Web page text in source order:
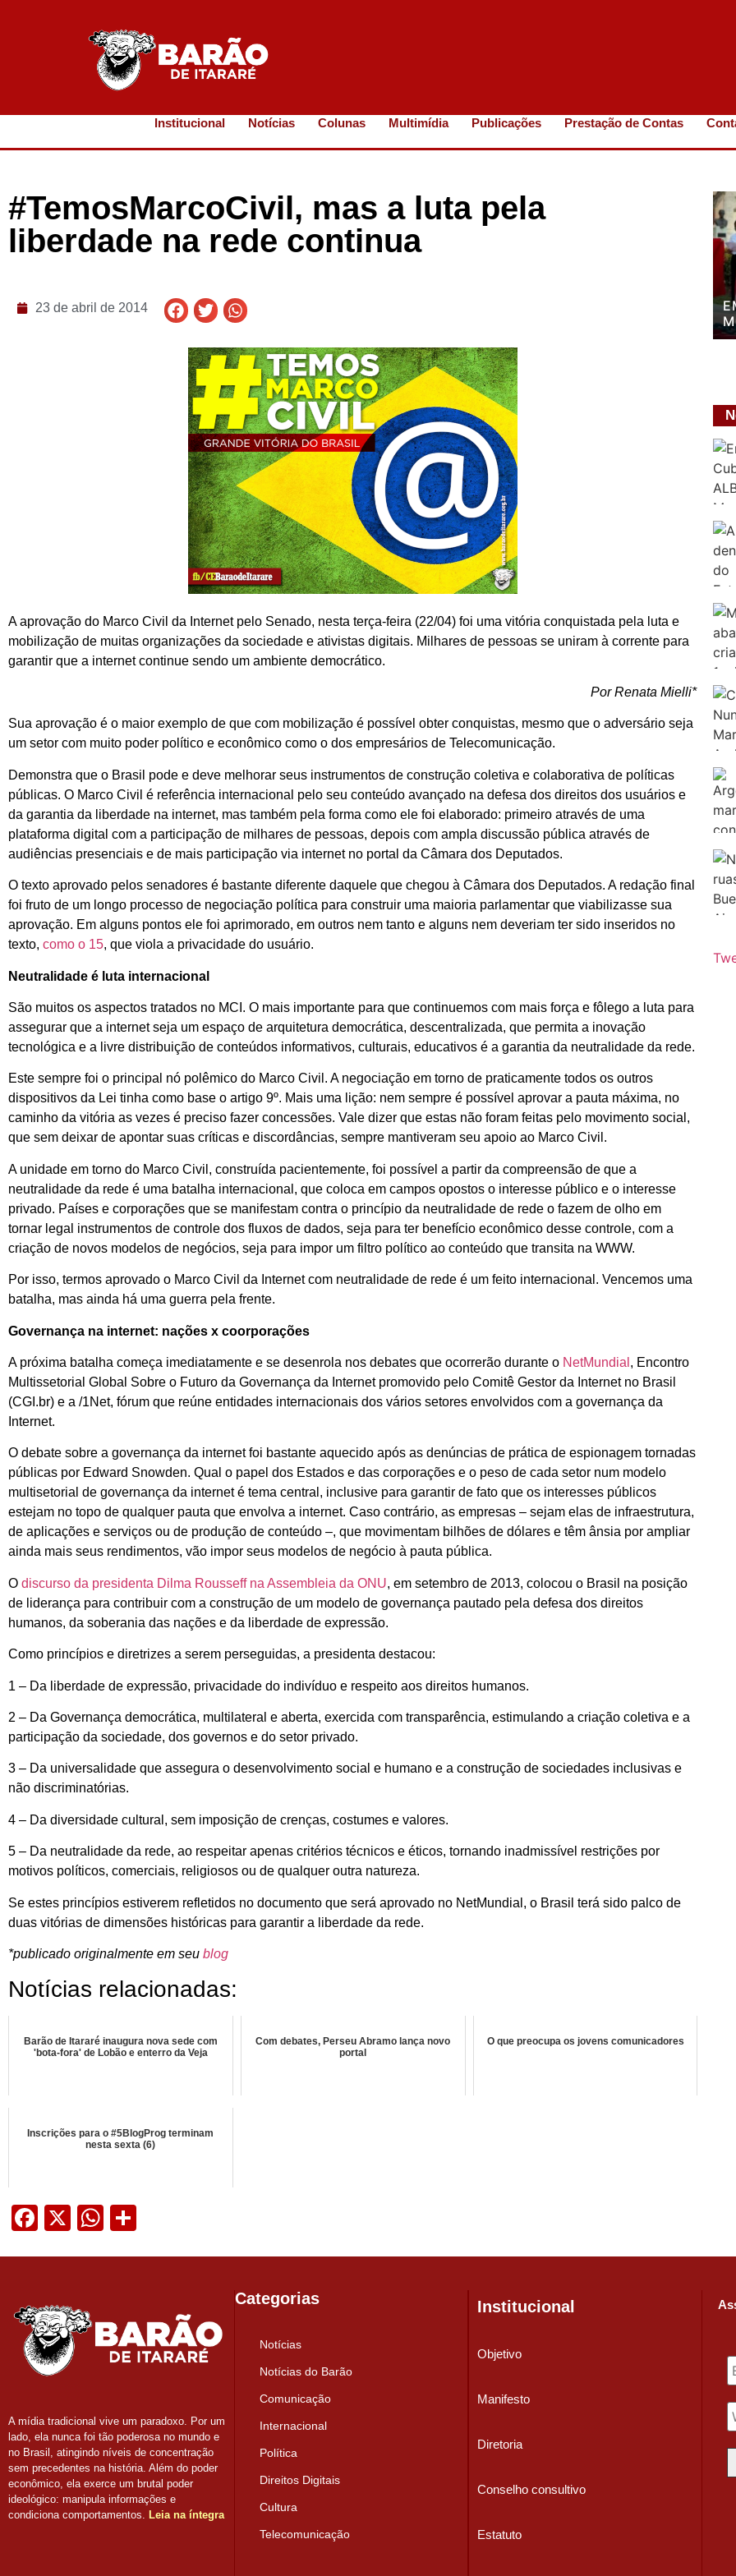
Institucional Notícias Colunas Multimídia Publicações Prestação de Contas
#TemosMarcoCivil, mas a luta pela
liberdade na rede continua
23 de abril de 2014
A aprovação do Marco Civil da Internet pelo Senado, nesta terça-feira (22/04) foi uma vitória conquistada pela luta e
mobilização de muitas organizações da sociedade e ativistas digitais. Milhares de pessoas se uniram à corrente para
garantir que a internet continue sendo um ambiente democrático.
Por Renata Mielli*
Sua aprovação é o maior exemplo de que com mobilização é possível obter conquistas, mesmo que o adversário seja
um setor com muito poder político e econômico como o dos empresários de Telecomunicação.
Demonstra que o Brasil pode e deve melhorar seus instrumentos de construção coletiva e colaborativa de políticas
públicas. O Marco Civil é referência internacional pelo seu conteúdo avançado na defesa dos direitos dos usuários e
da garantia da liberdade na internet, mas também pela forma como ele foi elaborado: primeiro através de uma
plataforma digital com a participação de milhares de pessoas, depois com ampla discussão pública através de
audiências presenciais e de mais participação via internet no portal da Câmara dos Deputados.
O texto aprovado pelos senadores é bastante diferente daquele que chegou à Câmara dos Deputados. A redação final
foi fruto de um longo processo de negociação política para construir uma maioria parlamentar que viabilizasse sua
aprovação. Em alguns pontos ele foi aprimorado, em outros nem tanto e alguns nem deveriam ter sido inseridos no
texto, como o 15, que viola a privacidade do usuário.
Neutralidade é luta internacional
São muitos os aspectos tratados no MCI. O mais importante para que continuemos com mais força e fôlego a luta para
assegurar que a internet seja um espaço de arquitetura democrática, descentralizada, que permita a inovação
tecnológica e a livre distribuição de conteúdos informativos, culturais, educativos é a garantia da neutralidade da rede.
Este sempre foi o principal nó polêmico do Marco Civil. A negociação em torno de praticamente todos os outros
dispositivos da Lei tinha como base o artigo 9º. Mais uma lição: nem sempre é possível aprovar a pauta máxima, no
caminho da vitória as vezes é preciso fazer concessões. Vale dizer que estas não foram feitas pelo movimento social,
que sem deixar de apontar suas críticas e discordâncias, sempre mantiveram seu apoio ao Marco Civil.
A unidade em torno do Marco Civil, construída pacientemente, foi possível a partir da compreensão de que a
neutralidade da rede é uma batalha internacional, que coloca em campos opostos o interesse público e o interesse
privado. Países e corporações que se manifestam contra o princípio da neutralidade de rede o fazem de olho em
tornar legal instrumentos de controle dos fluxos de dados, seja para ter benefício econômico desse controle, com a
criação de novos modelos de negócios, seja para impor um filtro político ao conteúdo que transita na WWW.
Por isso, termos aprovado o Marco Civil da Internet com neutralidade de rede é um feito internacional. Vencemos uma
batalha, mas ainda há uma guerra pela frente.
Governança na internet: nações x coorporações
A próxima batalha começa imediatamente e se desenrola nos debates que ocorrerão durante o NetMundial , Encontro
Multissetorial Global Sobre o Futuro da Governança da Internet promovido pelo Comitê Gestor da Internet no Brasil
(CGI.br) e a /1Net, fórum que reúne entidades internacionais dos vários setores envolvidos com a governança da
Internet.
O debate sobre a governança da internet foi bastante aquecido após as denúncias de prática de espionagem tornadas
públicas por Edward Snowden. Qual o papel dos Estados e das corporações e o peso de cada setor num modelo
multisetorial de governança da internet é tema central, inclusive para garantir de fato que os interesses públicos
estejam no topo de qualquer pauta que envolva a internet. Caso contrário, as empresas – sejam elas de infraestrutura,
de aplicações e serviços ou de produção de conteúdo –, que movimentam bilhões de dólares e têm ânsia por ampliar
ainda mais seus rendimentos, vão impor seus modelos de negócio à pauta pública.
O discurso da presidenta Dilma Rousseff na Assembleia da ONU, em setembro de 2013, colocou o Brasil na posição
de liderança para contribuir com a construção de um modelo de governança pautado pela defesa dos direitos
humanos, da soberania das nações e da liberdade de expressão.
Como princípios e diretrizes a serem perseguidas, a presidenta destacou:
1 – Da liberdade de expressão, privacidade do indivíduo e respeito aos direitos humanos.
2 – Da Governança democrática, multilateral e aberta, exercida com transparência, estimulando a criação coletiva e a
participação da sociedade, dos governos e do setor privado.
3 – Da universalidade que assegura o desenvolvimento social e humano e a construção de sociedades inclusivas e
não discriminatórias.
4 – Da diversidade cultural, sem imposição de crenças, costumes e valores.
5 – Da neutralidade da rede, ao respeitar apenas critérios técnicos e éticos, tornando inadmissível restrições por
motivos políticos, comerciais, religiosos ou de qualquer outra natureza.
Se estes princípios estiverem refletidos no documento que será aprovado no NetMundial, o Brasil terá sido palco de
duas vitórias de dimensões históricas para garantir a liberdade da rede.
*publicado originalmente em seu blog
Notícias relacionadas:
Barão de Itararé inaugura nova sede com
'bota-fora' de Lobão e enterro da Veja
Com debates, Perseu Abramo lança novo
portal
O que preocupa os jovens comunicadores
Inscrições para o #5BlogProg terminam
nesta sexta (6)
Facebook
X WhatsApp
A mídia tradicional vive um paradoxo. Por um
lado, ela nunca foi tão poderosa no mundo e
no Brasil, atingindo níveis de concentração
sem precedentes na história. Além do poder
econômico, ela exerce um brutal poder
ideológico: manipula informações e
condiciona comportamentos. Leia na íntegra
Categorias
Notícias
Notícias do Barão
Comunicação
Internacional
Política
Direitos Digitais
Cultura
Telecomunicação
Institucional
Objetivo
Manifesto
Diretoria
Conselho consultivo
Estatuto